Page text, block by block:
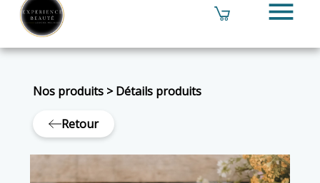
menu
Nos produits>Détails produits
Retour